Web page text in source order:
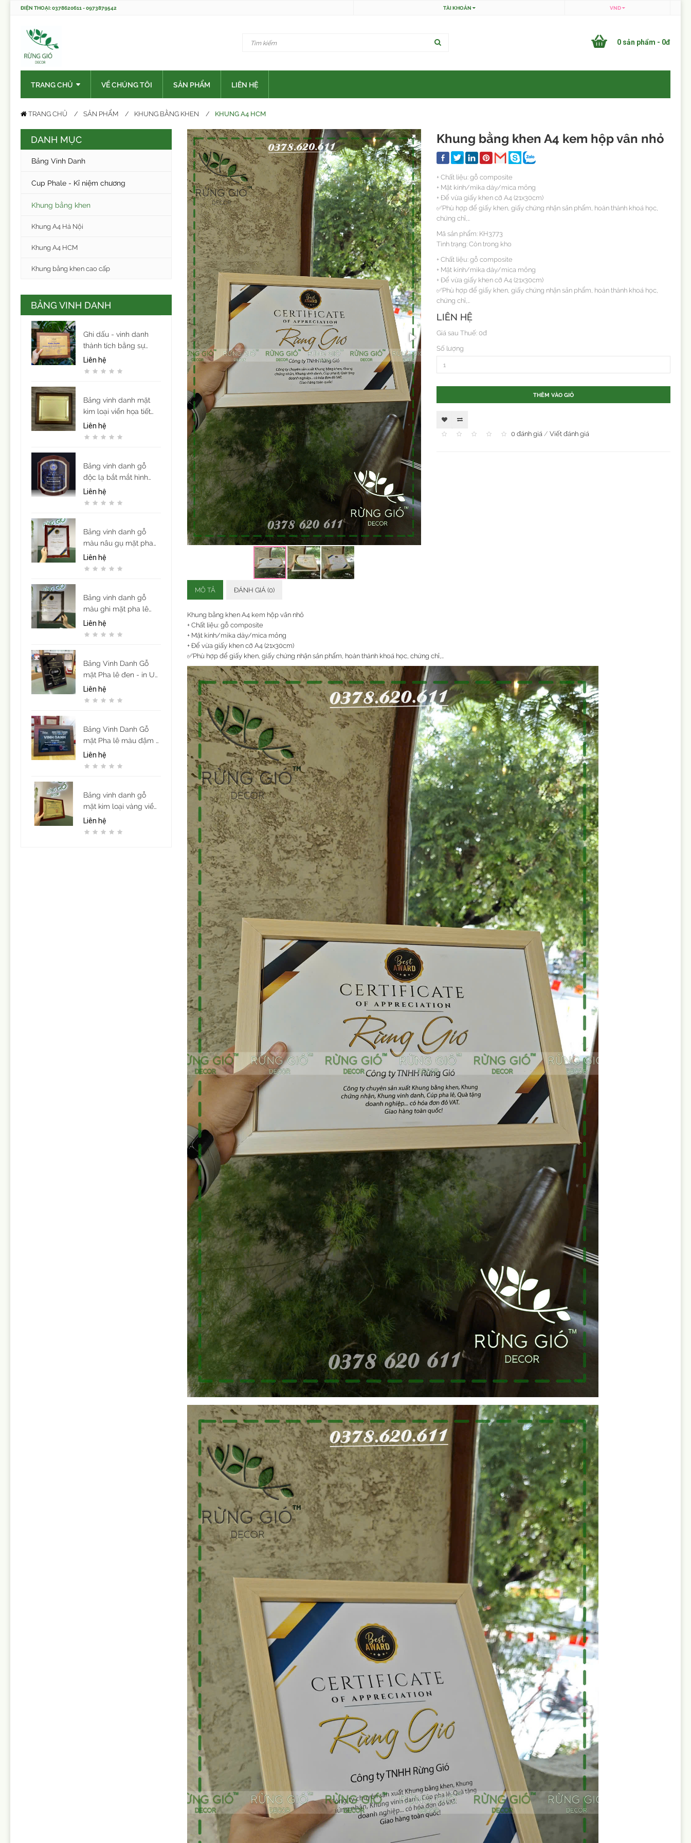
ĐIỆN THOẠI: 0378620611 - 0973879542 TÀI KHOẢN VND
0 sản phẩm - 0đ
TRANG CHỦ VỀ CHÚNG TÔI SẢN PHẨM LIÊN HỆ
TRANG CHỦ SẢN PHẨM KHUNG BẰNG KHEN KHUNG A4 HCM
DANH MỤC
Bảng Vinh Danh
Cup Phale - Kỉ niệm chương
Khung bằng khen
Khung A4 Hà Nội
Khung A4 HCM
Khung bằng khen cao cấp
BẢNG VINH DANH
Ghi dấu - vinh danh
thành tích bằng sự
trang trọng và tinh tế.
Liên hệ
Bảng vinh danh mặt
kim loại viền họa tiết
mẫu 9
Liên hệ
Bảng vinh danh gỗ
độc lạ bắt mắt hình
khiên
Liên hệ
Bảng vinh danh gỗ
màu nâu gụ mặt pha
lê acrylic sang trọng (
để vừa giấy khen cỡ
Liên hệ
Bảng vinh danh gỗ
màu ghi mặt pha lê
acrylic sang trọng ( để
vừa giấy khen cỡ A4)
Liên hệ
Bảng Vinh Danh Gỗ
mặt Pha lê đen - in UV
nội dung theo yêu cầu
Liên hệ
Bảng Vinh Danh Gỗ
mặt Pha lê màu đậm -
in UV
Liên hệ
Bảng vinh danh gỗ
mặt kim loại vàng viền
họa tiết mẫu 12
Liên hệ
Khung bằng khen A4 kem hộp vân nhỏ
+ Chất liệu: gỗ composite
+ Mặt kính/mika dày/mica mỏng
+ Để vừa giấy khen cỡ A4 (21x30cm)
✅Phù hợp để giấy khen, giấy chứng nhận sản phẩm, hoàn thành khoá học,
chứng chỉ,…
Mã sản phẩm: KH3773
Tình trạng: Còn trong kho
+ Chất liệu: gỗ composite
+ Mặt kính/mika dày/mica mỏng
+ Để vừa giấy khen cỡ A4 (21x30cm)
✅Phù hợp để giấy khen, giấy chứng nhận sản phẩm, hoàn thành khoá học,
chứng chỉ,…
LIÊN HỆ
Giá sau Thuế: 0đ
Số lượng
THÊM VÀO GIỎ
0 đánh giá/ Viết đánh giá
MÔ TẢ ĐÁNH GIÁ (0)
Khung bằng khen A4 kem hộp vân nhỏ
+ Chất liệu: gỗ composite
+ Mặt kính/mika dày/mica mỏng
+ Để vừa giấy khen cỡ A4 (21x30cm)
✅Phù hợp để giấy khen, giấy chứng nhận sản phẩm, hoàn thành khoá học, chứng chỉ,…